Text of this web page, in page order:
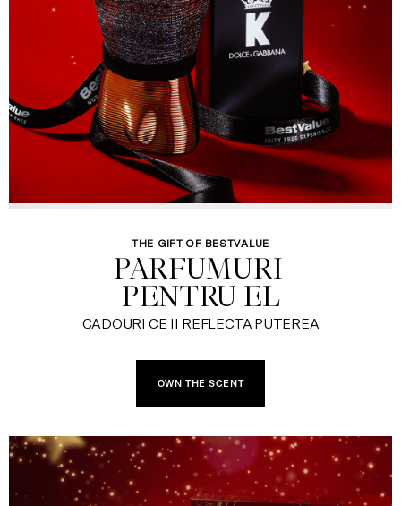
THE GIFT OF BESTVALUE
PARFUMURI
PENTRU EL
CADOURI CE II REFLECTA PUTEREA
OWN THE SCENT